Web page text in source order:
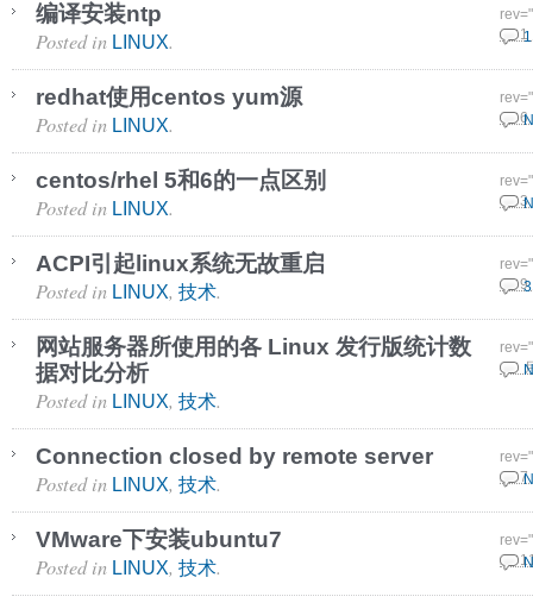
编译安装ntp
11 1
Posted in LINUX.
redhat使用centos yum源
15 6
Posted in LINUX.
centos/rhel 5和6的一点区别
30 3
Posted in LINUX.
ACPI引起linux系统无故重启
13 9
Posted in LINUX, 技术.
网站服务器所使用的各 Linux 发行版统计数
据对比分析
3 9
Posted in LINUX, 技术.
Connection closed by remote server
26 7
Posted in LINUX, 技术.
VMware下安装ubuntu7
24
Posted in LINUX, 技术.